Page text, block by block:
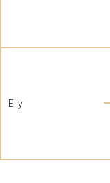
Elly